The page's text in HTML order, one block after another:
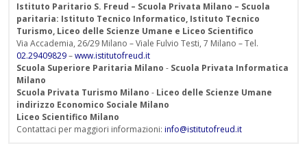
Istituto Paritario S. Freud – Scuola Privata Milano – Scuola
paritaria: Istituto Tecnico Informatico, Istituto Tecnico
Turismo, Liceo delle Scienze Umane e Liceo Scientifico
Via Accademia, 26/29 Milano – Viale Fulvio Testi, 7 Milano – Tel.
02.29409829–www.istitutofreud.it
Scuola Superiore Paritaria Milano - Scuola Privata Informatica
Milano
Scuola Privata Turismo Milano - Liceo delle Scienze Umane
indirizzo Economico Sociale Milano
Liceo Scientifico Milano
Contattaci per maggiori informazioni: info@istitutofreud.it